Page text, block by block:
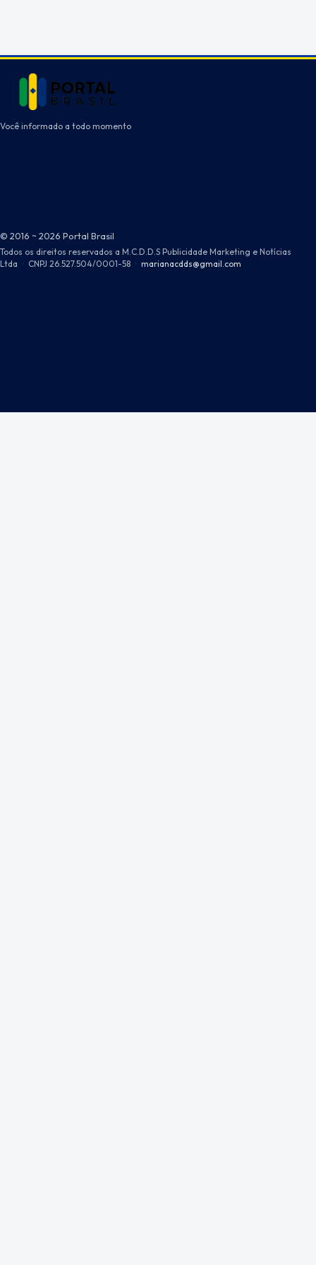
Você informado a todo momento
© 2016 ~ 2026 Portal Brasil
Todos os direitos reservados a M.C.D.D.S Publicidade Marketing e Notícias
Ltda · CNPJ 26.527.504/0001-58 · marianacdds@gmail.com